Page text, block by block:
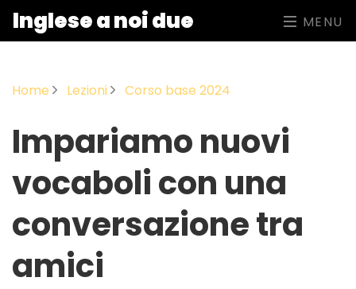
Inglese a noi due MENU
Home Lezioni Corso base 2024
Impariamo nuovi
vocaboli con una
conversazione tra
amici